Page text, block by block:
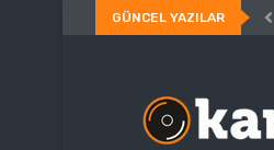
GÜNCEL YAZILAR